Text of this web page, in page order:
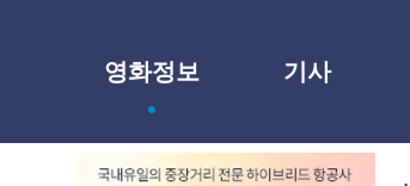
영화정보 기사